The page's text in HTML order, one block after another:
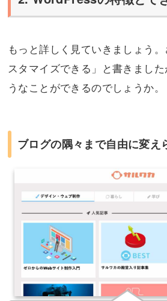
もっと詳しく見ていきましょう
スタマイズできる」と書きまし
うなことができるのでしょうか。
ブログの隅々まで自由に変え